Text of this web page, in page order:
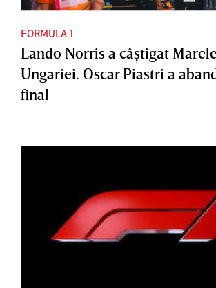
FORMULA 1
Lando Norris a câştigat
Ungariei. Oscar Piastri a
final